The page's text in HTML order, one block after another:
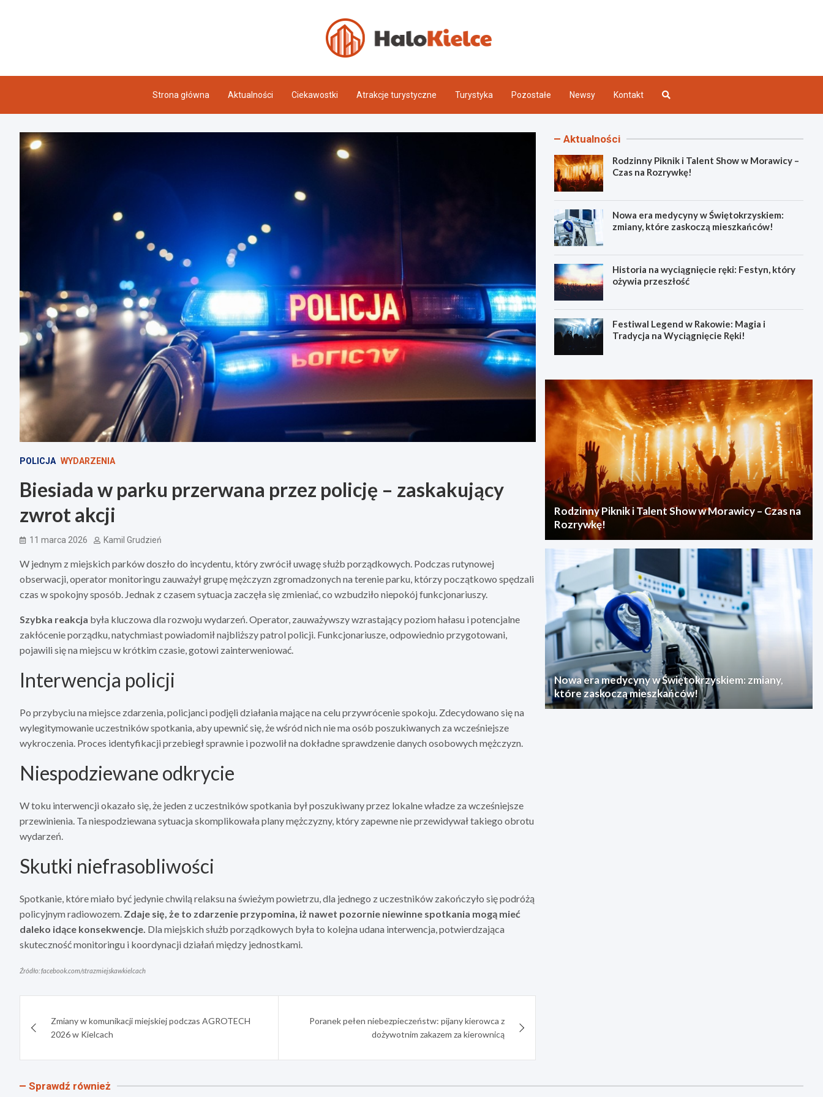
Strona główna Aktualności Ciekawostki Atrakcje turystyczne Turystyka Pozostałe Newsy Kontakt
POLICJA WYDARZENIA
Biesiada w parku przerwana przez policję – zaskakujący
zwrot akcji
11 marca 2026 Kamil Grudzień
W jednym z miejskich parków doszło do incydentu, który zwrócił uwagę służb porządkowych. Podczas rutynowej
obserwacji, operator monitoringu zauważył grupę mężczyzn zgromadzonych na terenie parku, którzy początkowo spędzali
czas w spokojny sposób. Jednak z czasem sytuacja zaczęła się zmieniać, co wzbudziło niepokój funkcjonariuszy.
Szybka reakcja była kluczowa dla rozwoju wydarzeń. Operator, zauważywszy wzrastający poziom hałasu i potencjalne
zakłócenie porządku, natychmiast powiadomił najbliższy patrol policji. Funkcjonariusze, odpowiednio przygotowani,
pojawili się na miejscu w krótkim czasie, gotowi zainterweniować.
Interwencja policji
Po przybyciu na miejsce zdarzenia, policjanci podjęli działania mające na celu przywrócenie spokoju. Zdecydowano się na
wylegitymowanie uczestników spotkania, aby upewnić się, że wśród nich nie ma osób poszukiwanych za wcześniejsze
wykroczenia. Proces identyfikacji przebiegł sprawnie i pozwolił na dokładne sprawdzenie danych osobowych mężczyzn.
Niespodziewane odkrycie
W toku interwencji okazało się, że jeden z uczestników spotkania był poszukiwany przez lokalne władze za wcześniejsze
przewinienia. Ta niespodziewana sytuacja skomplikowała plany mężczyzny, który zapewne nie przewidywał takiego obrotu
wydarzeń.
Skutki niefrasobliwości
Spotkanie, które miało być jedynie chwilą relaksu na świeżym powietrzu, dla jednego z uczestników zakończyło się podróżą
policyjnym radiowozem. Zdaje się, że to zdarzenie przypomina, iż nawet pozornie niewinne spotkania mogą mieć
daleko idące konsekwencje. Dla miejskich służb porządkowych była to kolejna udana interwencja, potwierdzająca
skuteczność monitoringu i koordynacji działań między jednostkami.
Źródło: facebook.com/strazmiejskawkielcach
wpisuZmiany w komunikacji miejskiej podczas AGROTECH
2026 w Kielcach
Poranek pełen niebezpieczeństw: pijany kierowca z
dożywotnim zakazem za kierownicą
Aktualności
Rodzinny Piknik i Talent Show w Morawicy –
Czas na Rozrywkę!
Nowa era medycyny w Świętokrzyskiem:
zmiany, które zaskoczą mieszkańców!
Historia na wyciągnięcie ręki: Festyn, który
ożywia przeszłość
Festiwal Legend w Rakowie: Magia i
Tradycja na Wyciągnięcie Ręki!
Rodzinny Piknik i Talent Show w Morawicy – Czas na
Rozrywkę!
Nowa era medycyny w Świętokrzyskiem: zmiany,
które zaskoczą mieszkańców!
Sprawdź również